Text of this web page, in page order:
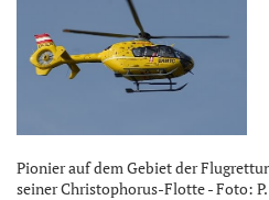
Pionier auf dem Gebiet der
seiner Christophorus-Flotte - Foto: